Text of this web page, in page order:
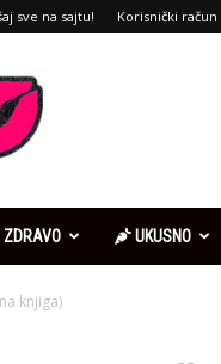
sve na sajtu! Korisnički račun
ZDRAVO UKUSNO
knjiga)